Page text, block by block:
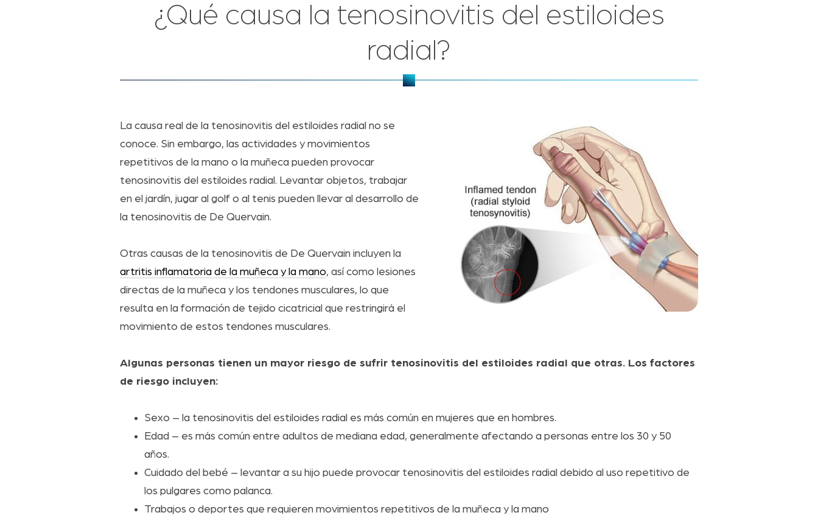
¿Qué causa la tenosinovitis del estiloides
radial?
La causa real de la tenosinovitis del estiloides radial no se
conoce. Sin embargo, las actividades y movimientos
repetitivos de la mano o la muñeca pueden provocar
tenosinovitis del estiloides radial. Levantar objetos, trabajar
en el jardín, jugar al golf o al tenis pueden llevar al desarrollo de
la tenosinovitis de De Quervain.
Otras causas de la tenosinovitis de De Quervain incluyen la
artritis inflamatoria de la muñeca y la mano, así como lesiones
directas de la muñeca y los tendones musculares, lo que
resulta en la formación de tejido cicatricial que restringirá el
movimiento de estos tendones musculares.
Algunas personas tienen un mayor riesgo de sufrir tenosinovitis del estiloides radial que otras. Los factores
de riesgo incluyen:
Sexo – la tenosinovitis del estiloides radial es más común en mujeres que en hombres.
Edad – es más común entre adultos de mediana edad, generalmente afectando a personas entre los 30 y 50
años.
Cuidado del bebé – levantar a su hijo puede provocar tenosinovitis del estiloides radial debido al uso repetitivo de
los pulgares como palanca.
Trabajos o deportes que requieren movimientos repetitivos de la muñeca y la mano